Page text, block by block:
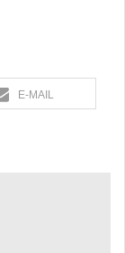
E-MAIL